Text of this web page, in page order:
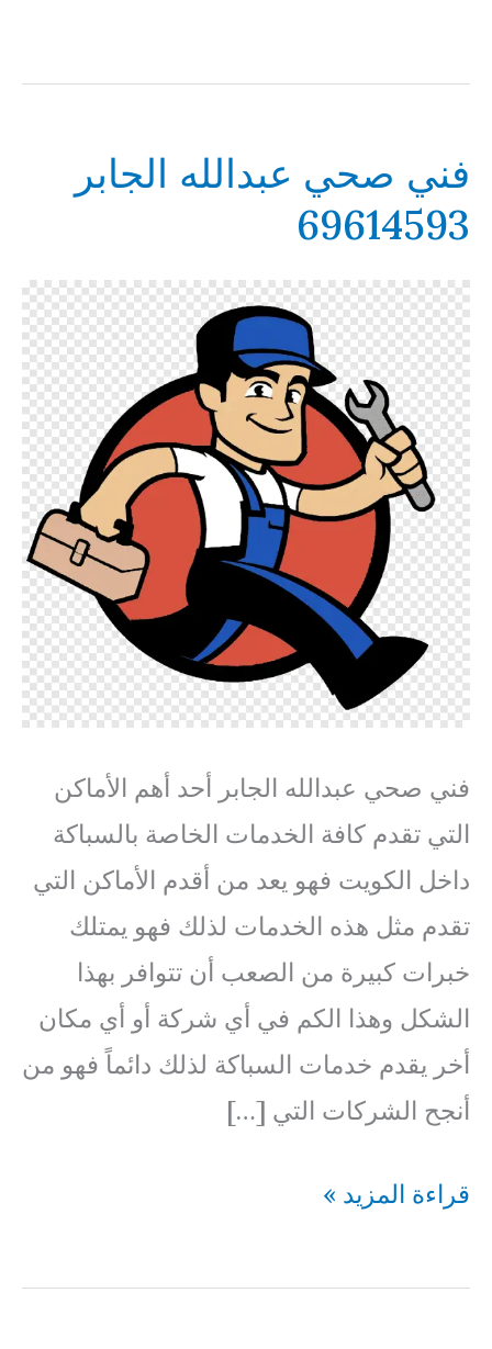
فني صحي عبدالله الجابر
69614593
فني صحي عبدالله الجابر أحد أهم الأماكن
التي تقدم كافة الخدمات الخاصة بالسباكة
داخل الكويت فهو يعد من أقدم الأماكن التي
تقدم مثل هذه الخدمات لذلك فهو يمتلك
خبرات كبيرة من الصعب أن تتوافر بهذا
الشكل وهذا الكم في أي شركة أو أي مكان
أخر يقدم خدمات السباكة لذلك دائماً فهو من
أنجح الشركات التي […]
فني
عبدالله
قراءة المزيد »